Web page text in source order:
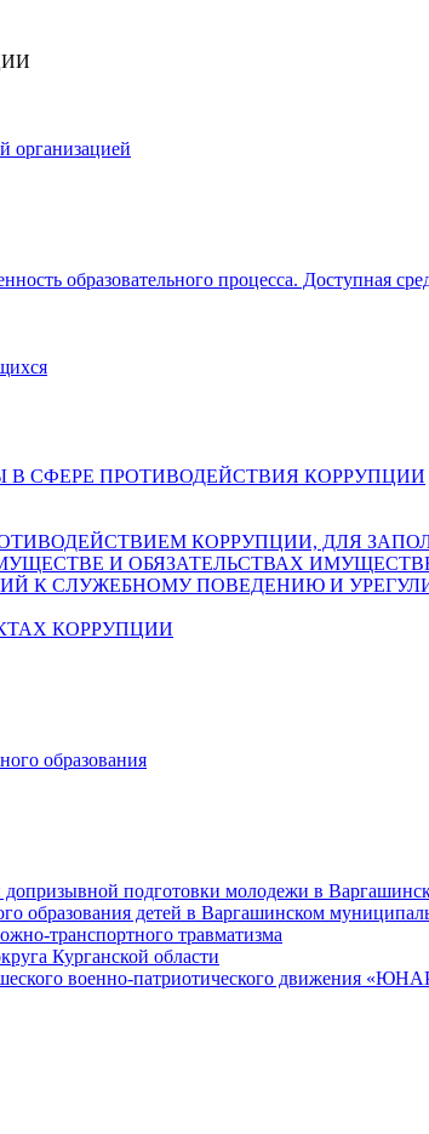
организацией
образовательного процесса. Доступная
СФЕРЕ ПРОТИВОДЕЙСТВИЯ КОРРУПЦИИ
КОРРУПЦИИ, ДЛЯ
И ОБЯЗАТЕЛЬСТВАХ
К СЛУЖЕБНОМУ ПОВЕДЕНИЮ И
КОРРУПЦИИ
образования
подготовки молодежи в
образования детей в Варгашинском
транспортного травматизма
Курганской области
военно-патриотического движения